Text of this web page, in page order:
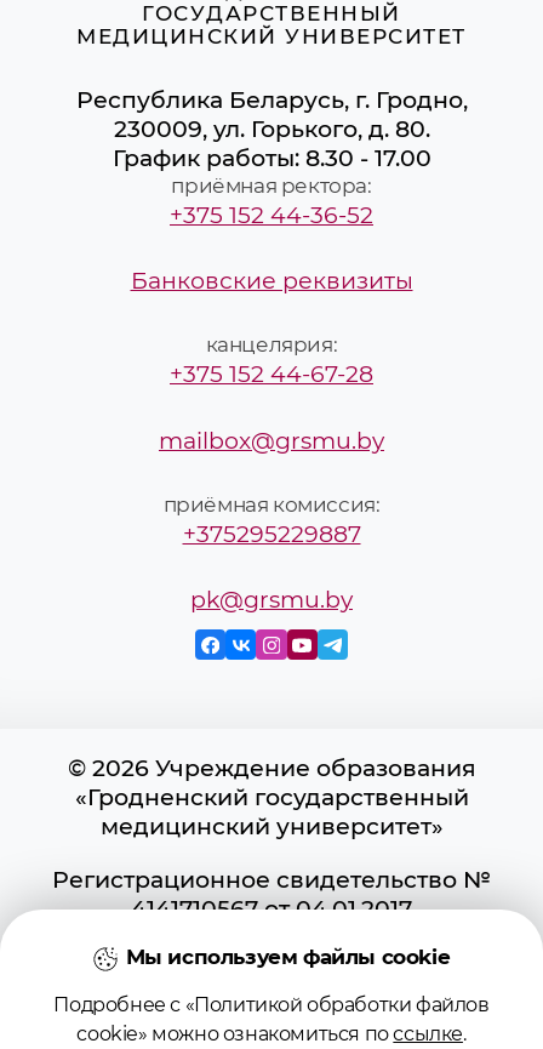
ГОСУДАРСТВЕННЫЙ
МЕДИЦИНСКИЙ УНИВЕРСИТЕТ
Республика Беларусь, г. Гродно,
230009, ул. Горького, д. 80.
График работы: 8.30 - 17.00
приёмная ректора:
+375 152 44-36-52
Банковские реквизиты
канцелярия:
+375 152 44-67-28
mailbox@grsmu.by
приёмная комиссия:
+375295229887
pk@grsmu.by
© 2026 Учреждение образования
«Гродненский государственный
медицинский университет»
Регистрационное свидетельство №
4141710567 от 04.01.2017
информационных ресурсов
Использование материалов сайта
возможно при условии указания
Мы используем файлы cookie
Подробнее с «Политикой обработки файлов
cookie» можно ознакомиться поссылке.